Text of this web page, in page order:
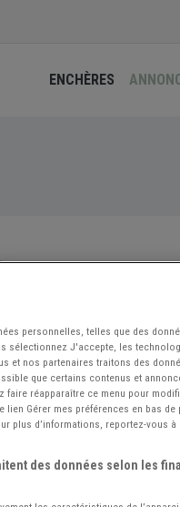
ENCHÈRES
personnelles, telles que des
sélectionnez J'accepte, les
et nos partenaires traitons des
que certains contenus et
faire réapparaître ce menu pour
Gérer mes préférences en bas de
plus d’informations, reportez-vous
des données selon les